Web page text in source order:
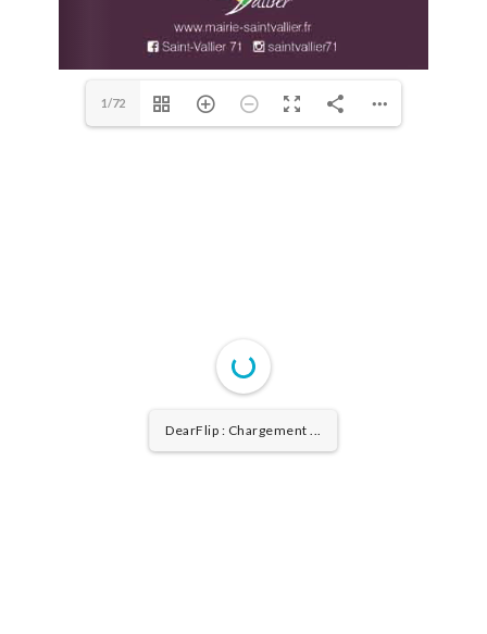
1/72
DearFlip : Chargement PDF
...